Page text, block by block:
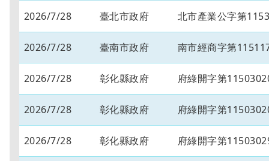
2026/7/28 臺北市政府 北市產業公字第
2026/7/28 臺南市政府 南市經商字第
2026/7/28 彰化縣政府 府綠開字第
2026/7/28 彰化縣政府 府綠開字第
2026/7/28 彰化縣政府 府綠開字第